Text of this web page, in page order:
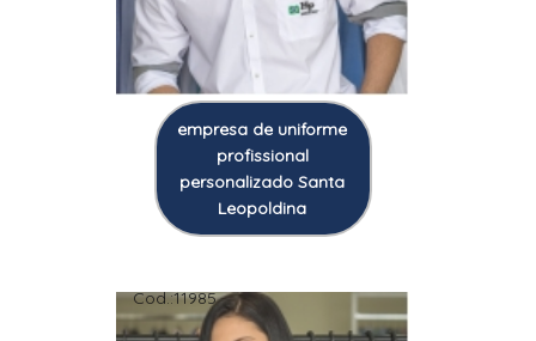
empresa de uniforme
profissional
personalizado Santa
Leopoldina
Cod.:11985